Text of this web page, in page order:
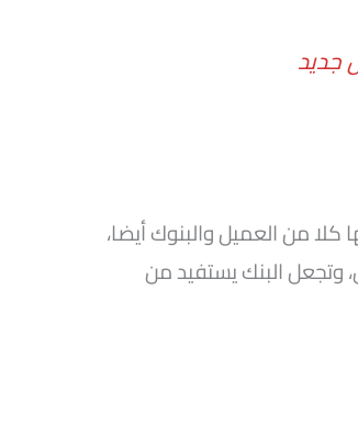
جديد
كلا من العميل والبنوك أيضا،
وتجعل البنك يستفيد من